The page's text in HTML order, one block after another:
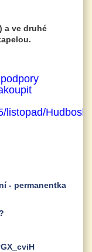
a ve druhé
listopad/
- permanentka